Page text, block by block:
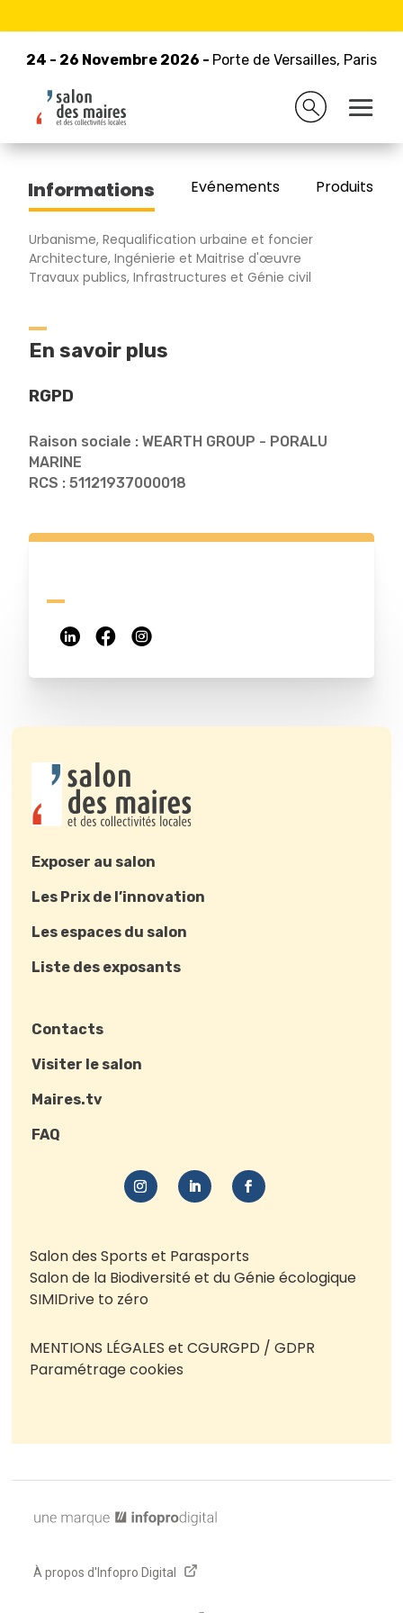
24 - 26 Novembre 2026 - Porte de Versailles, Paris
24 - 26 Novembre 2026 - Porte de Versailles, Paris
Retour à la liste des exposants
WEARTH GROUP
Informations Evénements Produits/
Urbanisme, Requalification urbaine et foncier
Architecture, Ingénierie et Maitrise d'œuvre
Travaux publics, Infrastructures et Génie civil
En savoir plus
RGPD
Raison sociale : WEARTH GROUP - PORALU
MARINE
RCS : 51121937000018
Exposer au salon
Les Prix de l’innovation
Les espaces du salon
Liste des exposants
Contacts
Visiter le salon
Maires.tv
FAQ
Salon des Sports et Parasports
Salon de la Biodiversité et du Génie écologique
SIMIDrive to zéro
MENTIONS LÉGALES et CGURGPD / GDPR
Paramétrage cookies